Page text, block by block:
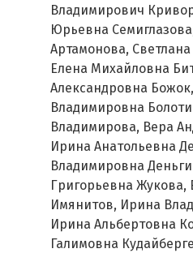
Владимирович
Юрьевна
Артамонова,
Елена Михайловна
Александровна
Владимировна
Владимирова, Вера
Ирина Анатольевна
Владимировна
Григорьевна Жукова,
Имянитов, Ирина
Ирина Альбертовна
Галимовна